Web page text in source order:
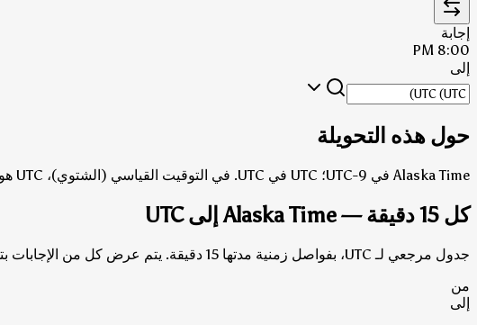
إجابة
8:00 PM
إلى
حول هذه التحويلة
Alaska Time في UTC-9؛ UTC في UTC. في التوقيت القياسي (الشتوي)، UTC هو 9 ساعات متقدمة Alaska Time.
كل 15 دقيقة — Alaska Time إلى UTC
جدول مرجعي لـ UTC، بفواصل زمنية مدتها 15 دقيقة. يتم عرض كل من الإجابات بتوقيت القياسي وتوقيت التوفير الضوئي حيثما تختلف.
من
إلى